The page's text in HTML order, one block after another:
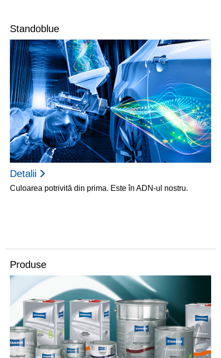
Standoblue
Detalii
Culoarea potrivită din prima. Este în ADN-ul nostru.
Produse